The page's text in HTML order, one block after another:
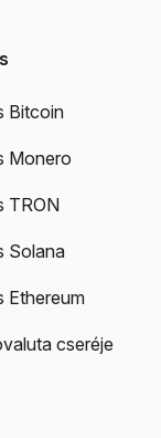
Bitcoin
Monero
TRON
Solana
Ethereum
cseréje